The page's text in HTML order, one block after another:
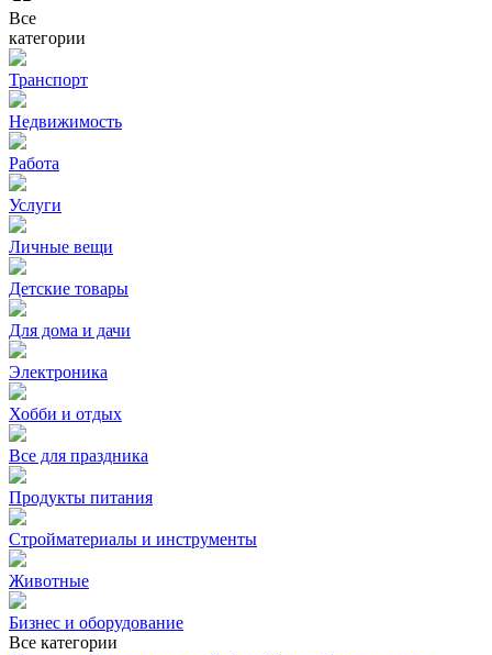
Все
категории
Транспорт
Недвижимость
Работа
Услуги
Личные вещи
Детские товары
Для дома и дачи
Электроника
Хобби и отдых
Все для праздника
Продукты питания
Стройматериалы и инструменты
Животные
Бизнес и оборудование
Все категории